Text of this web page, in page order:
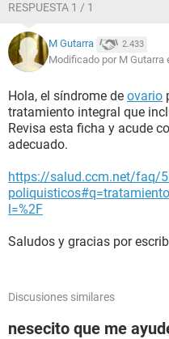
RESPUESTA 1 / 1
M Gutarra 2.433
Modificado por M Gutarra
Hola, el síndrome de ovario
tratamiento integral que
Revisa esta ficha y acude
adecuado.
https://salud.ccm.net/faq/
l=%2F
Saludos y gracias por
Discusiones similares
nesecito que me